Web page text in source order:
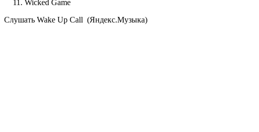
Wicked Game
Cлушать Wake Up Call (Яндекс.Музыка)